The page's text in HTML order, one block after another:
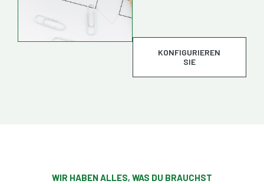
KONFIGURIEREN
SIE
WIR HABEN ALLES, WAS DU BRAUCHST